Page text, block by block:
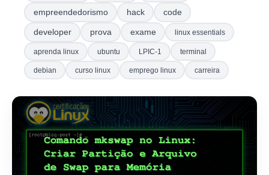
empreendedorismo hack code
developer prova exame linux essentials
aprenda linux ubuntu LPIC-1 terminal
debian curso linux emprego linux carreira